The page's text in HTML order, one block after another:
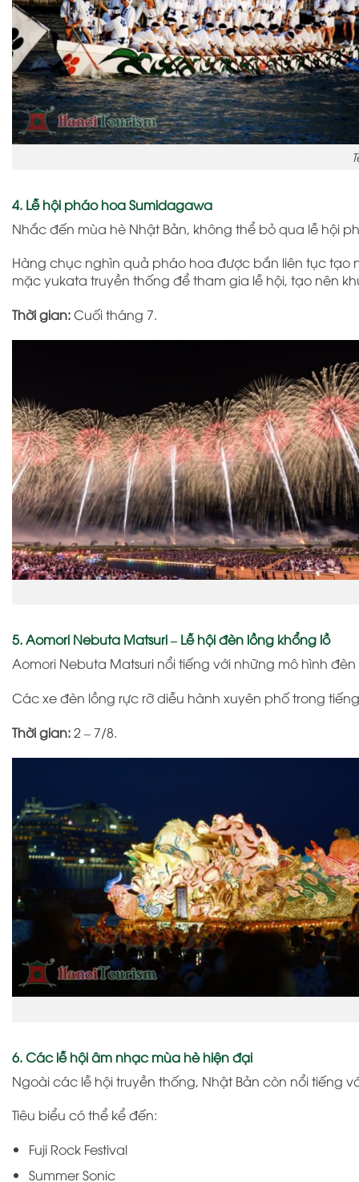
4. Lễ hội pháo hoa Sumidagawa
Nhắc đến mùa hè Nhật Bản, không thể bỏ qua lễ hội
Hàng chục nghìn quả pháo hoa được bắn liên tục tạo
mặc yukata truyền thống để tham gia lễ hội, tạo nên
Thời gian:Cuối tháng 7.
5. Aomori Nebuta Matsuri – Lễ hội đèn lồng khổng lồ
Aomori Nebuta Matsuri nổi tiếng với những mô hình
Các xe đèn lồng rực rỡ diễu hành xuyên phố trong
Thời gian:2 – 7/8.
6. Các lễ hội âm nhạc mùa hè hiện đại
Ngoài các lễ hội truyền thống, Nhật Bản còn nổi tiếng
Tiêu biểu có thể kể đến:
Fuji Rock Festival
Summer Sonic